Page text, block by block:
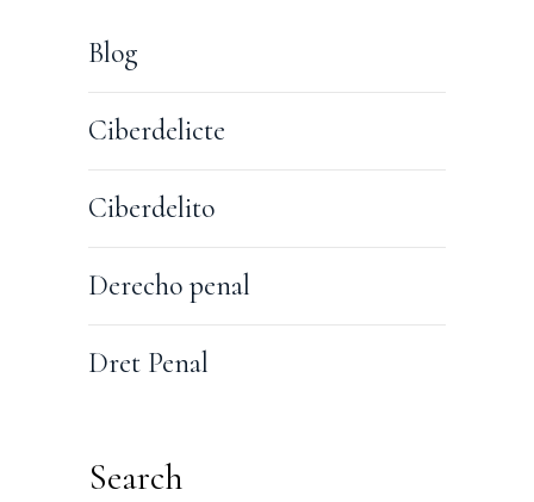
Blog
Ciberdelicte
Ciberdelito
Derecho penal
Dret Penal
Search